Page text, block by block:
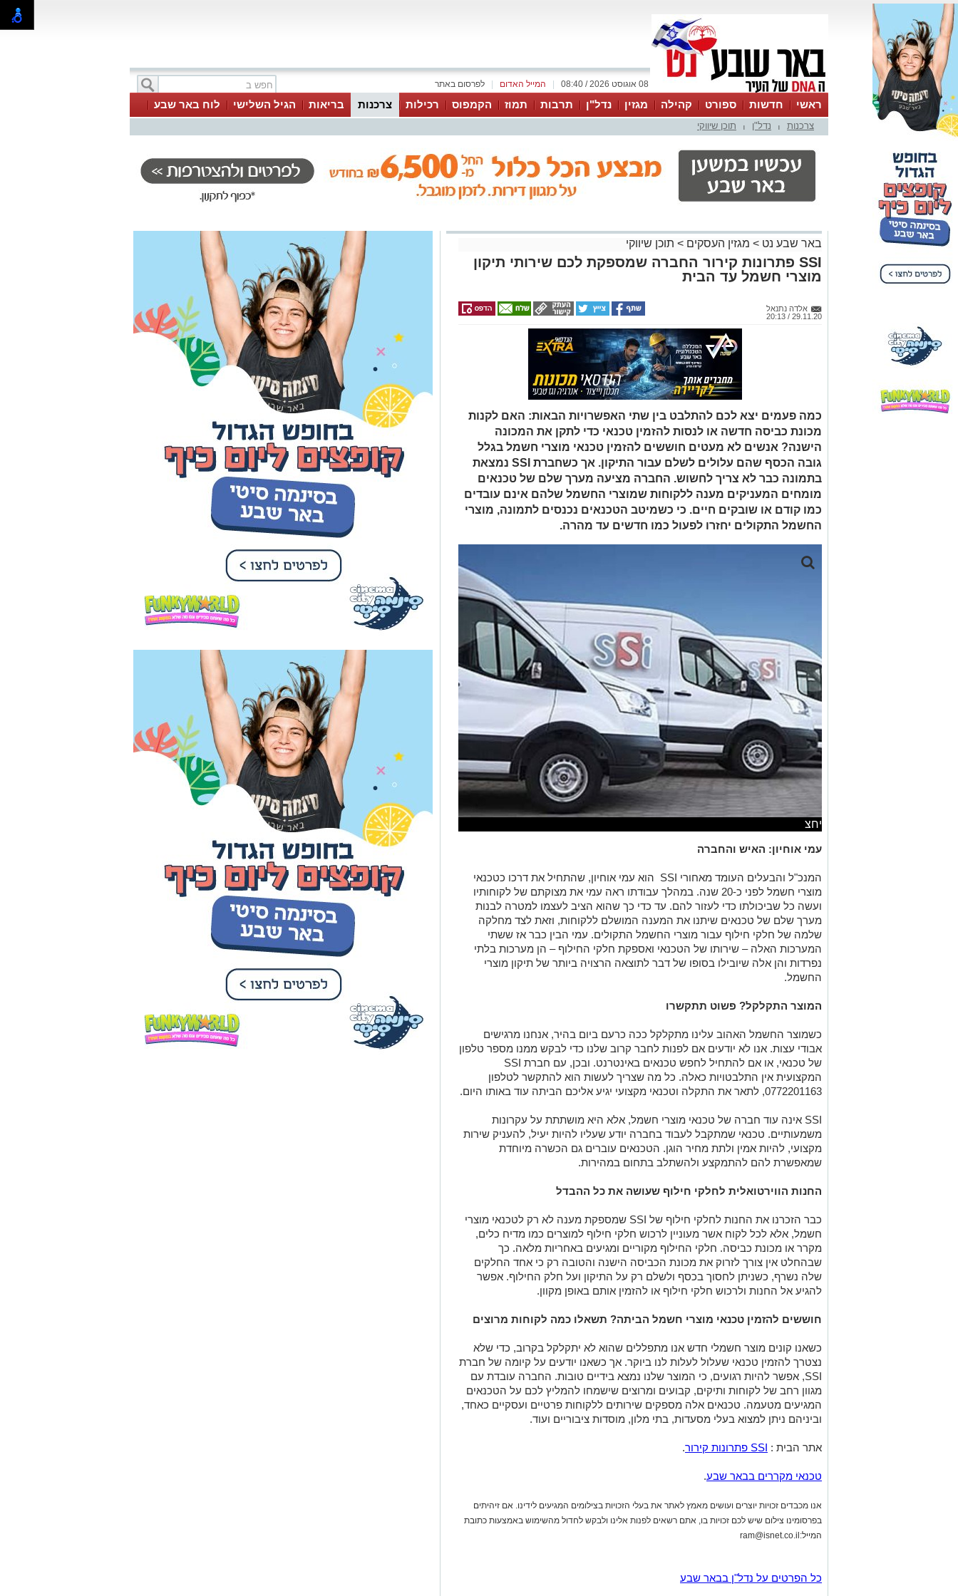
לפרסום באתר המייל האדום 08 אוגוסט 2026 / 08:40
ראשי חדשות ספורט קהילה מגזין נדל"ן תרבות תמוז הקמפוס רכילות צרכנות בריאות הגיל השלישי
לוח באר שבע
עסקים
טיפים והמלצות צרכנות נדל"ן תוכן שיווקי
באר שבע נט > מגזין העסקים > תוכן שיווקי
SSI פתרונות קירור החברה שמספקת לכם שירותי תיקון
מוצרי חשמל עד הבית
אלדה נתנאל
29.11.20 / 20:13
כמה פעמים יצא לכם להתלבט בין שתי האפשרויות הבאות: האם לקנות
מכונת כביסה חדשה או לנסות להזמין טכנאי כדי לתקן את המכונה
הישנה? אנשים לא מעטים חוששים להזמין טכנאי מוצרי חשמל בגלל
גובה הכסף שהם עלולים לשלם עבור התיקון. אך כשחברת SSI נמצאת
בתמונה כבר לא צריך לחשוש. החברה מציעה מערך שלם של טכנאים
מומחים המעניקים מענה ללקוחות שמוצרי החשמל שלהם אינם עובדים
כמו קודם או שובקים חיים. כי כשמיטב הטכנאים נכנסים לתמונה, מוצרי
החשמל התקולים יחזרו לפעול כמו חדשים עד מהרה.
יחצ
עמי אוחיון: האיש והחברה
המנכ"ל והבעלים העומד מאחורי SSI הוא עמי אוחיון, שהתחיל את דרכו כטכנאי
מוצרי חשמל לפני כ-20 שנה. במהלך עבודתו ראה עמי את מצוקתם של לקוחותיו
ועשה כל שביכולתו כדי לעזור להם. עד כדי כך שהוא הציב לעצמו למטרה לבנות
מערך שלם של טכנאים שיתנו את המענה המושלם ללקוחות, וזאת לצד מחלקה
שלמה של חלקי חילוף עבור מוצרי החשמל התקולים. עמי הבין כבר אז ששתי
המערכות האלה – שירותו של הטכנאי ואספקת חלקי החילוף – הן מערכות בלתי
נפרדות והן אלה שיובילו בסופו של דבר לתוצאה הרצויה ביותר של תיקון מוצרי
החשמל.
המוצר התקלקל? פשוט תתקשרו
כשמוצר החשמל האהוב עלינו מתקלקל ככה כרעם ביום בהיר, אנחנו מרגישים
אבודי עצות. אנו לא יודעים אם לפנות לחבר קרוב שלנו כדי לבקש ממנו מספר טלפון
של טכנאי, או אם להתחיל לחפש טכנאים באינטרנט. ובכן, עם חברת SSI
המקצועית אין התלבטויות כאלה. כל מה שצריך לעשות הוא להתקשר לטלפון
0772201163, לתאר את התקלה וטכנאי מקצועי יגיע אליכם הביתה עוד באותו היום.
SSI אינה עוד חברה של טכנאי מוצרי חשמל, אלא היא מושתתת על עקרונות
משמעותיים. טכנאי שמתקבל לעבוד בחברה יודע שעליו להיות יעיל, להעניק שירות
מקצועי, להיות אמין ולתת מחיר הוגן. הטכנאים עוברים גם הכשרה מיוחדת
שמאפשרת להם להתמקצע ולהשתלב בתחום במהירות.
החנות הווירטואלית לחלקי חילוף שעושה את כל ההבדל
כבר הזכרנו את החנות לחלקי חילוף של SSI שמספקת מענה לא רק לטכנאי מוצרי
חשמל, אלא לכל לקוח אשר מעוניין לרכוש חלקי חילוף למוצרים כמו מדיח כלים,
מקרר או מכונת כביסה. חלקי החילוף מקוריים ומגיעים באחריות מלאה. כך
שבהחלט אין צורך לזרוק את מכונת הכביסה הישנה והטובה רק כי אחד החלקים
שלה נשרף, כשניתן לחסוך בכסף ולשלם רק על התיקון ועל חלק החילוף. אפשר
להגיע אל החנות ולרכוש חלקי חילוף או להזמין אותם באופן מקוון.
חוששים להזמין טכנאי מוצרי חשמל הביתה? תשאלו כמה לקוחות מרוצים
כשאנו קונים מוצר חשמלי חדש אנו מתפללים שהוא לא יתקלקל בקרוב, כדי שלא
נצטרך להזמין טכנאי שעלול לעלות לנו ביוקר. אך כשאנו יודעים על קיומה של חברת
SSI, אפשר להיות רגועים, כי המוצר שלנו נמצא בידיים טובות. החברה עובדת עם
מגוון רחב של לקוחות ותיקים, קבועים ומרוצים שישמחו להמליץ לכם על הטכנאים
המגיעים מטעמה. טכנאים אלה מספקים שירותים ללקוחות פרטיים ועסקיים כאחד,
וביניהם ניתן למצוא בעלי מסעדות, בתי מלון, מוסדות ציבוריים ועוד.
אתר הבית : SSI פתרונות קירור.
טכנאי מקררים בבאר שבע.
אנו מכבדים זכויות יוצרים ועושים מאמץ לאתר את בעלי הזכויות בצילומים המגיעים לידינו. אם זיהיתים
בפרסומינו צילום שיש לכם זכויות בו, אתם רשאים לפנות אלינו ולבקש לחדול מהשימוש באמצעות כתובת
המייל:ram@isnet.co.il
כל הפרטים על נדל"ן בבאר שבע